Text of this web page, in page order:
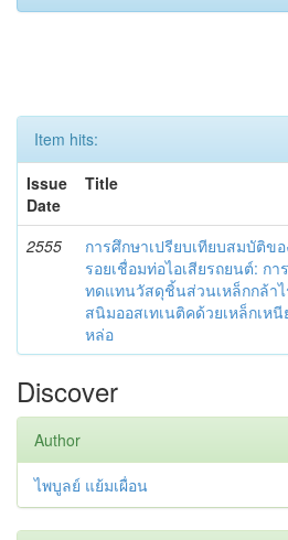
Item hits:
Issue
Date
Title
2555
การศึกษาเปรียบเทียบสมบัติขอ
รอยเชื่อมท่อไอเสียรถยนต์: การ
ทดแทนวัสดุชิ้นส่วนเหล็กกล้า
สนิมออสเทเนติคด้วยเหล็กเหนี
หล่อ
Discover
Author
ไพบูลย์ แย้มเผื่อน